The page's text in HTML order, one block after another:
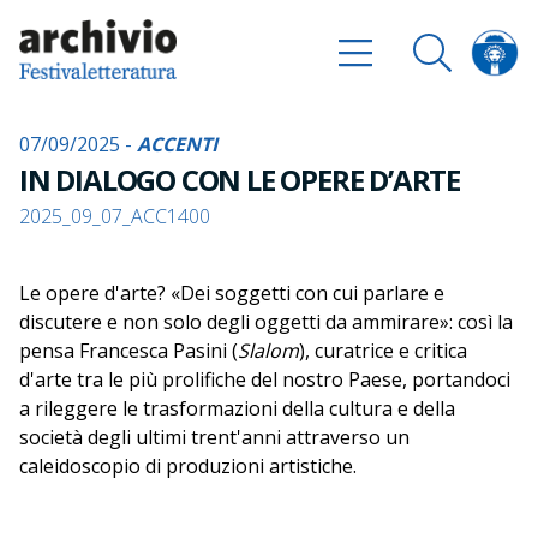
07/09/2025 - ACCENTI
IN DIALOGO CON LE OPERE D’ARTE
2025_09_07_ACC1400
Le opere d'arte? «Dei soggetti con cui parlare e
discutere e non solo degli oggetti da ammirare»: così la
pensa Francesca Pasini (Slalom), curatrice e critica
d'arte tra le più prolifiche del nostro Paese, portandoci
a rileggere le trasformazioni della cultura e della
società degli ultimi trent'anni attraverso un
caleidoscopio di produzioni artistiche.